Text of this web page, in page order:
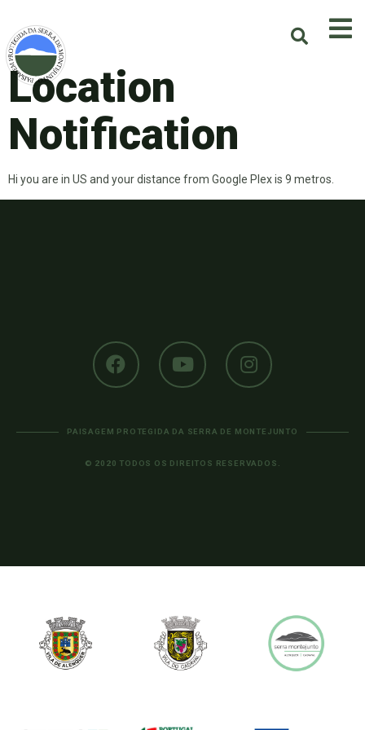
Location
Notification
Hi you are in US and your distance from Google Plex is 9 metros.
PAISAGEM PROTEGIDA DA SERRA DE MONTEJUNTO
© 2020 TODOS OS DIREITOS RESERVADOS.